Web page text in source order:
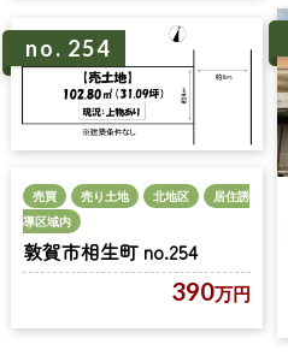
no. 254
売買 売り土地 北地区
居住誘
導区域内
敦賀市相生町 no.254
390万円